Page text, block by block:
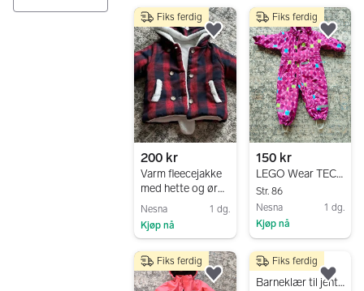
200 kr
Varm fleecejakke
med hette og ører
– str. 2-3år
Nesna
1 dg.
Kjøp nå
Fiks ferdig
Legg til som favoritt.
150 kr
LEGO Wear TEC vinterdress
Str. 86
Nesna
1 dg.
Kjøp nå
Fiks ferdig
Fiks ferdig
Legg til som favoritt.
200 kr
Barneklær til jenter (vinter- og sommerklær) størrelse 92–98
Fiks ferdig